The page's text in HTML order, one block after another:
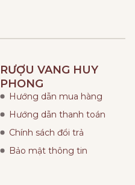
RƯỢU VANG HUY
PHONG
Hướng dẫn mua hàng
Hướng dẫn thanh toán
Chính sách đổi trả
Bảo mật thông tin